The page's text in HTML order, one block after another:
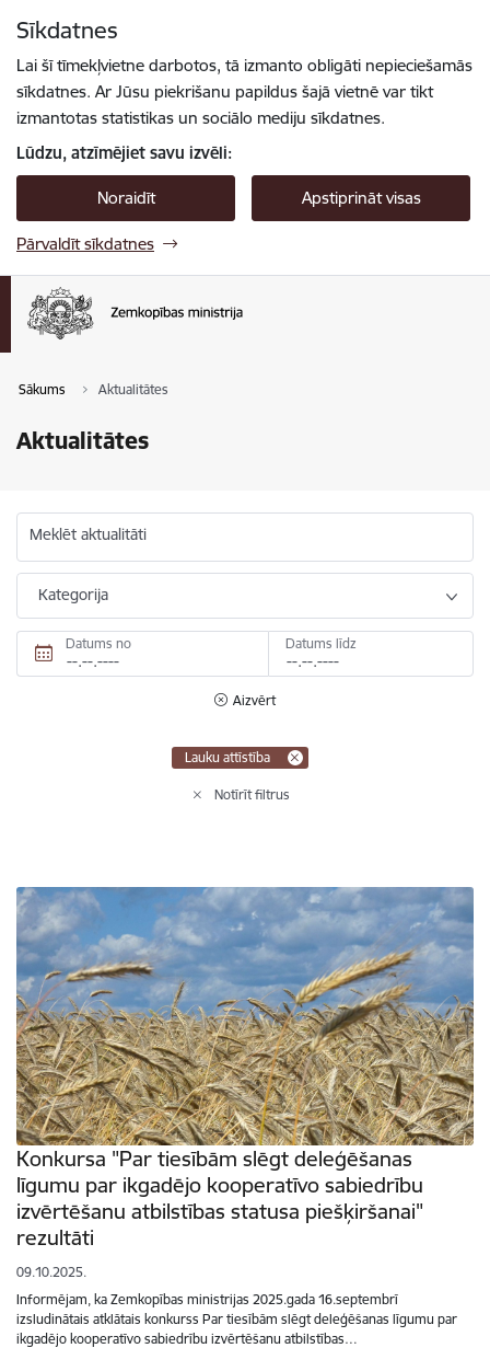
Sīkdatnes
Lai šī tīmekļvietne darbotos, tā izmanto obligāti nepieciešamās
sīkdatnes. Ar Jūsu piekrišanu papildus šajā vietnē var tikt
izmantotas statistikas un sociālo mediju sīkdatnes.
Lūdzu, atzīmējiet savu izvēli:
Noraidīt Apstiprināt visas
Pārvaldīt sīkdatnes
Sākums Aktualitātes
Aktualitātes
Meklēt aktualitāti
Kategorija
Datums no Datums līdz
Aizvērt
Lauku attīstība
Notīrīt filtrus
Konkursa "Par tiesībām slēgt deleģēšanas
līgumu par ikgadējo kooperatīvo sabiedrību
izvērtēšanu atbilstības statusa piešķiršanai"
rezultāti
09.10.2025.
Informējam, ka Zemkopības ministrijas 2025.gada 16.septembrī
izsludinātais atklātais konkurss Par tiesībām slēgt deleģēšanas līgumu par
ikgadējo kooperatīvo sabiedrību izvērtēšanu atbilstības…